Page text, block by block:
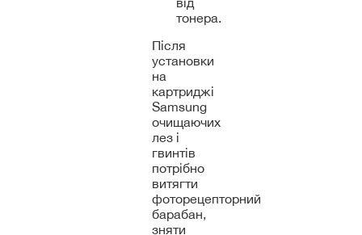
тонера.
Після
установки
на
картриджі
Samsung
очищаючих
лез і
гвинтів
потрібно
витягти
фоторецепторний
барабан,
зняти